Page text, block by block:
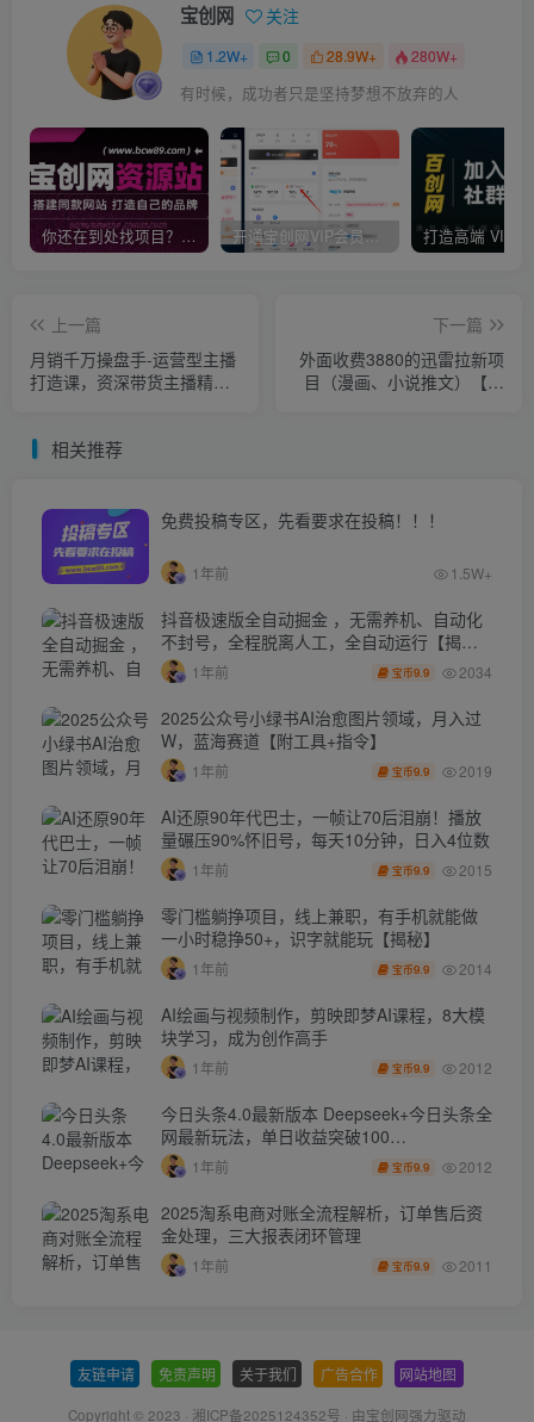
宝创网 关注
1.2W+ 0 28.9W+ 280W+
有时候，成功者只是坚持梦想不放弃的人
你还在到处找项目？还在当韭菜？我靠卖项目一个月收入5万+，曾经我也是个失败者。 开通宝创网VIP会员，尊享全站资源免费下载，享70%的推广提成！！【限时五折优惠】
上一篇
月销千万操盘手-运营型主播
打造课，资深带货主播精细
下一篇
外面收费3880的迅雷拉新项
目（漫画、小说推文）【详
相关推荐
免费投稿专区，先看要求在投稿！！！
1年前 1.5W+
抖音极速版全自动掘金 ，无需养机、自动化
不封号，全程脱离人工，全自动运行【揭
秘】 1年前 宝币9.9 2034
2025公众号小绿书AI治愈图片领域，月入过
W，蓝海赛道【附工具+指令】
1年前 宝币9.9 2019
AI还原90年代巴士，一帧让70后泪崩！播放
量碾压90%怀旧号，每天10分钟，日入4位数
1年前 宝币9.9 2015
零门槛躺挣项目，线上兼职，有手机就能做
一小时稳挣50+，识字就能玩【揭秘】
1年前 宝币9.9 2014
AI绘画与视频制作，剪映即梦AI课程，8大模
块学习，成为创作高手
1年前 宝币9.9 2012
今日头条4.0最新版本 Deepseek+今日头条全
网最新玩法，单日收益突破100…
1年前 宝币9.9 2012
2025淘系电商对账全流程解析，订单售后资
金处理，三大报表闭环管理
1年前 宝币9.9 2011
友链申请 免责声明 关于我们 广告合作 网站地图
Copyright © 2023 · 湘ICP备2025124352号 · 由宝创网强力驱动